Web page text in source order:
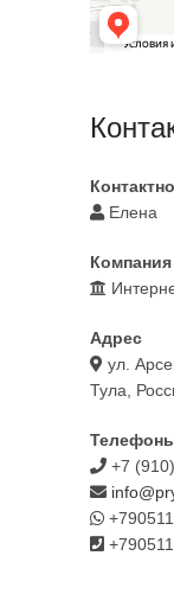
Елена
Компания
Адрес
ул.
Тула,
+7